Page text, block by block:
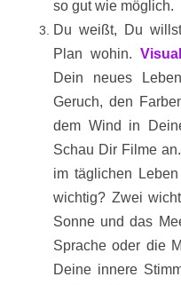
so gut wie möglich.
Du weißt, Du
Plan wohin.
Dein neues
Geruch, den
dem Wind in
Schau Dir Filme
im täglichen
wichtig? Zwei
Sonne und das
Sprache oder die
Deine innere